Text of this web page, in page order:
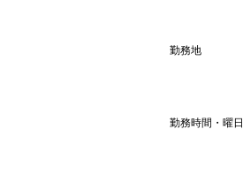
勤務地
勤務時間・曜日